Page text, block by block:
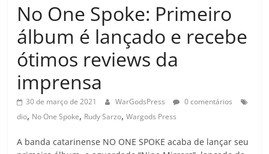
No One Spoke: Primeiro
álbum é lançado e recebe
ótimos reviews da
imprensa
30 de março de 2021 WarGodsPress
0 comentários
dio, No One Spoke, Rudy Sarzo,Wargods Press
A banda catarinense NO ONE SPOKE acaba de lançar seu